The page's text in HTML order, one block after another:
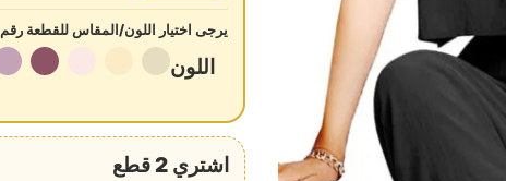
يرجى اختيار اللون/المقاس للقطعة رقم 1
اللون
اشتري 2 قطع